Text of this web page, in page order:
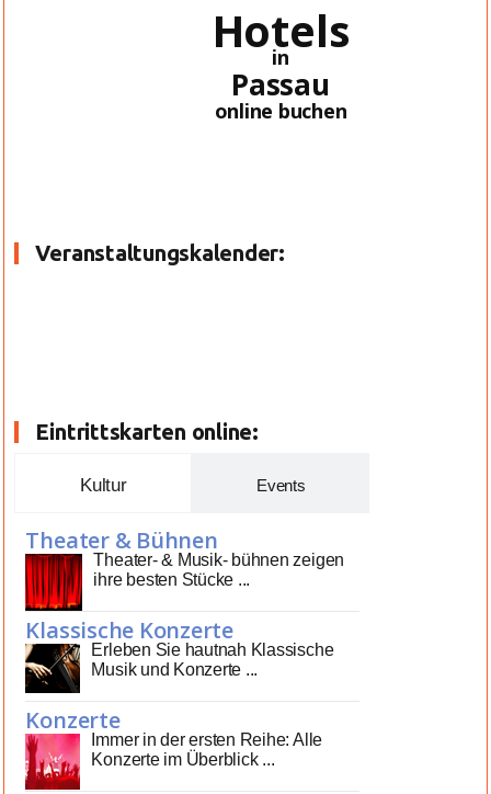
Hotels
in
Passau
online buchen
Veranstaltungskalender:
Eintrittskarten online:
Kultur Events
Theater & Bühnen
Theater- & Musik- bühnen zeigen
ihre besten Stücke ...
Klassische Konzerte
Erleben Sie hautnah Klassische
Musik und Konzerte ...
Konzerte
Immer in der ersten Reihe: Alle
Konzerte im Überblick ...